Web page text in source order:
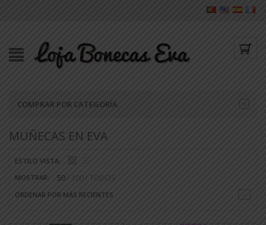
COMPRAR POR CATEGORÍA
MUÑECAS EN EVA
ESTILO VISTA:
MOSTRAR:
50 100 TODOS
ORDENAR POR MÁS RECIENTES